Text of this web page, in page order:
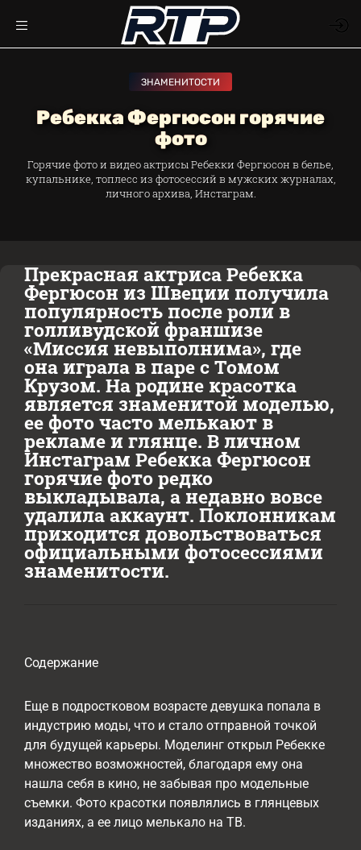
ЗНАМЕНИТОСТИ
Ребекка Фергюсон горячие
фото
Горячие фото и видео актрисы Ребекки Фергюсон в белье,
купальнике, топлесс из фотосессий в мужских журналах,
личного архива, Инстаграм.
Прекрасная актриса Ребекка
Фергюсон из Швеции получила
популярность после роли в
голливудской франшизе
«Миссия невыполнима», где
она играла в паре с Томом
Крузом. На родине красотка
является знаменитой моделью,
ее фото часто мелькают в
рекламе и глянце. В личном
Инстаграм Ребекка Фергюсон
горячие фото редко
выкладывала, а недавно вовсе
удалила аккаунт. Поклонникам
приходится довольствоваться
официальными фотосессиями
знаменитости.
Содержание
Еще в подростковом возрасте девушка попала в
индустрию моды, что и стало отправной точкой
для будущей карьеры. Моделинг открыл Ребекке
множество возможностей, благодаря ему она
нашла себя в кино, не забывая про модельные
съемки. Фото красотки появлялись в глянцевых
изданиях, а ее лицо мелькало на ТВ.